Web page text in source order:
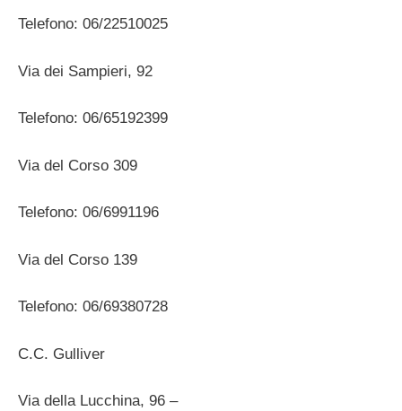
Telefono: 06/22510025
Via dei Sampieri, 92
Telefono: 06/65192399
Via del Corso 309
Telefono: 06/6991196
Via del Corso 139
Telefono: 06/69380728
C.C. Gulliver
Via della Lucchina, 96 –